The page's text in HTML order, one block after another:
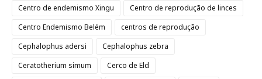
Centro de endemismo Xingu
Centro de reprodução de linces
Centro Endemismo Belém
centros de reprodução
Cephalophus adersi
Cephalophus zebra
Ceratotherium simum
Cerco de Eld